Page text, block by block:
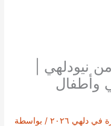
نيودلهي |
وأطفال
دلهي ٢٠٢٦
/ بواسطة